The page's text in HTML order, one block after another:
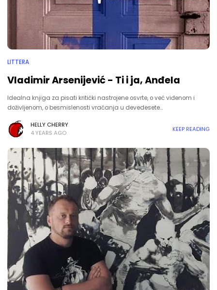
LITTERA
Vladimir Arsenijević - Ti i ja, Anđela
Idealna knjiga za pisati kritički nastrojene osvrte, o već viđenom i
doživljenom, o besmislenosti vraćanja u devedesete…
HELLY CHERRY
4 YEARS AGO
KEEP READING